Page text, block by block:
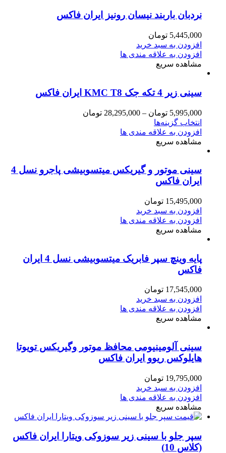
نردبان باربند نیسان رونیز ایران فاکس
5,445,000 تومان
افزودن به سبد خرید
افزودن به علاقه مندی ها
مشاهده سریع
سینی زیر 4 تکه جک KMC T8 ایران فاکس
5,995,000 تومان –
28,295,000 تومان
انتخاب گزینه‌ها
افزودن به علاقه مندی ها
مشاهده سریع
سینی موتور و‌ گیریکس میتسوبیشی پاجرو نسل 4
ایران فاکس
15,495,000 تومان
افزودن به سبد خرید
افزودن به علاقه مندی ها
مشاهده سریع
پایه وینچ سپر فابریک میتسوبیشی نسل 4 ایران
فاکس
17,545,000 تومان
افزودن به سبد خرید
افزودن به علاقه مندی ها
مشاهده سریع
سینی آلومینیومی محافظ موتور و‌گیریکس تویوتا
هایلوکس ریوو ایران فاکس
19,795,000 تومان
افزودن به سبد خرید
افزودن به علاقه مندی ها
مشاهده سریع
سپر جلو با سینی زیر سوزوکی ویتارا ایران فاکس
(کلاس 10)